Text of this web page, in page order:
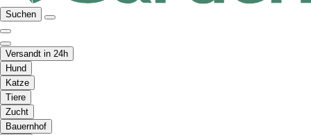
Suchen
Versandt in 24h
Hund
Katze
Tiere
Zucht
Bauernhof